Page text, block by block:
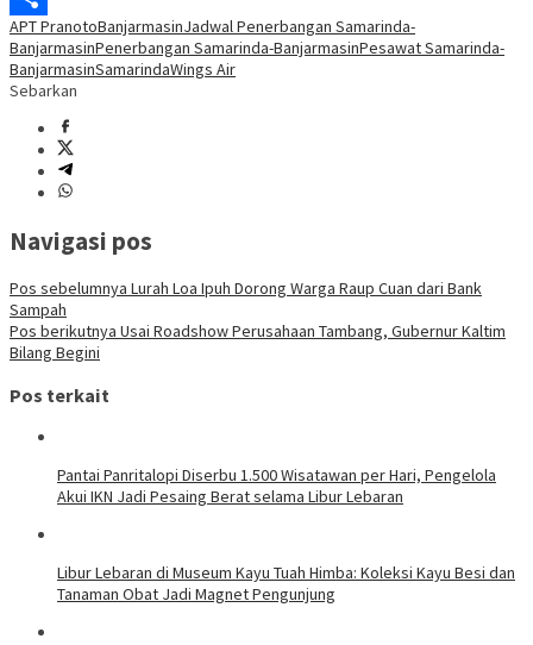
Share
APT PranotoBanjarmasinJadwal Penerbangan Samarinda-
BanjarmasinPenerbangan Samarinda-BanjarmasinPesawat Samarinda-
BanjarmasinSamarindaWings Air
Sebarkan
Navigasi pos
Pos sebelumnya Lurah Loa Ipuh Dorong Warga Raup Cuan dari Bank
Sampah
Pos berikutnya Usai Roadshow Perusahaan Tambang, Gubernur Kaltim
Bilang Begini
Pos terkait
Pantai Panritalopi Diserbu 1.500 Wisatawan per Hari, Pengelola
Akui IKN Jadi Pesaing Berat selama Libur Lebaran
Libur Lebaran di Museum Kayu Tuah Himba: Koleksi Kayu Besi dan
Tanaman Obat Jadi Magnet Pengunjung